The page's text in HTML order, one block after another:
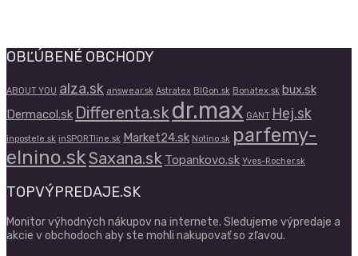
OBĽÚBENÉ OBCHODY
ABOUT YOU alza.sk answear.sk Astratex BIGon.sk Bonatex.sk bux.sk
Dermacol.sk Differenta.skdr.max GANT Hej.sk
inpostele.sk inSPORTline.sk Market24.sk Notino.sk parfemy-
elnino.skSaxana.sk Topankovo.sk Yves-Rocher.sk
TOPVÝPREDAJE.SK
Monitor výhodných nákupov na internete. Sledujeme výpredaje a
akcie v obchodoch aby ste mohli nakupovať so zľavou.